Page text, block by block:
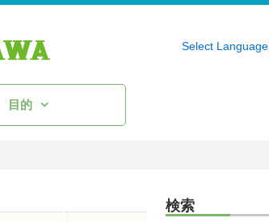
Select Language
目的
検索